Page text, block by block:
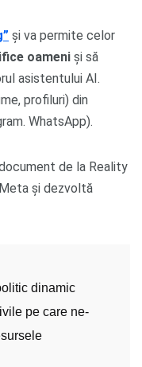
și va permite celor
oameni și să
asistentului AI.
profiluri) din
WhatsApp).
de la Reality
și dezvoltă
dinamic
pe care ne-